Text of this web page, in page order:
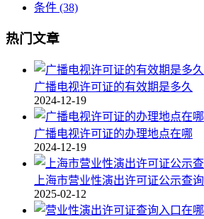
条件 (38)
热门文章
广播电视许可证的有效期是多久
2024-12-19
广播电视许可证的办理地点在哪
2024-12-19
上海市营业性演出许可证公示查询
2025-02-12